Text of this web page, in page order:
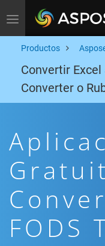
Toggle navigation
Productos
Convertir Excel
Converter o
FODS